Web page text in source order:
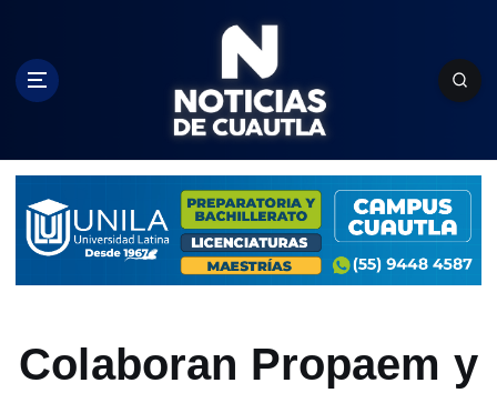
c
Colaboran Propaem y